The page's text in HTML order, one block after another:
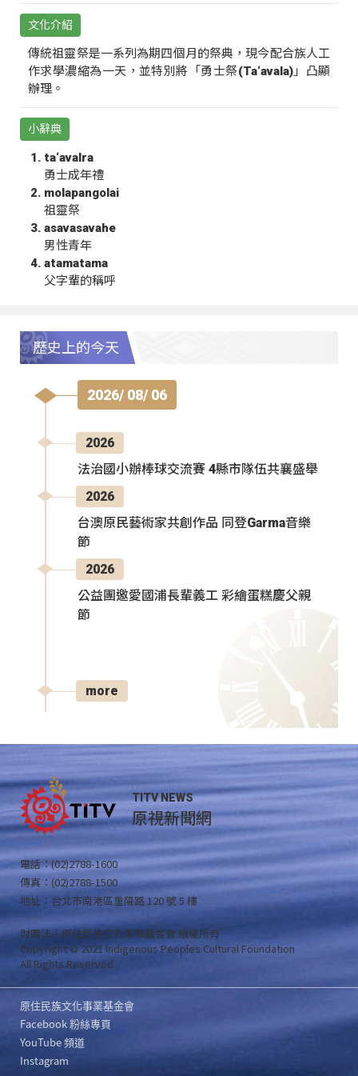
文化介紹
傳統祖靈祭是一系列為期四個月的祭典，現今配合族人工
作求學濃縮為一天，並特別將「勇士祭(Ta‘avala)」凸顯
辦理。
小辭典
ta‘avalra
勇士成年禮
molapangolai
祖靈祭
asavasavahe
男性青年
atamatama
父字輩的稱呼
歷史上的今天
2026/ 08/ 06
2026
法治國小辦棒球交流賽 4縣市隊伍共襄盛舉
2026
台澳原民藝術家共創作品 同登Garma音樂
節
2026
公益團邀愛國浦長輩義工 彩繪蛋糕慶父親
節
more
TITV NEWS
原視新聞網
電話：(02)2788-1600
傳真：(02)2788-1500
地址：台北市南港區重陽路 120 號 5 樓
財團法人原住民族文化事業基金會 版權所有
Copyright © 2021 Indigenous Peoples Cultural Foundation
All Rights Reserved .
原住民族文化事業基金會
Facebook 粉絲專頁
YouTube 頻道
Instagram